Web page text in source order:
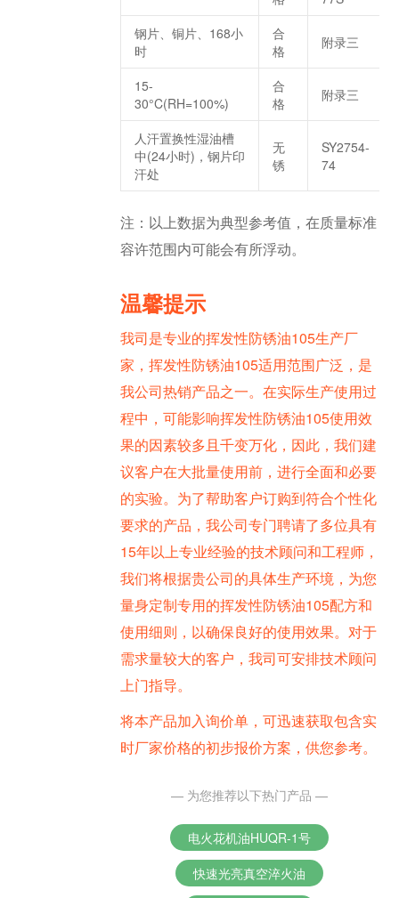
钢片、铜片、168小
时
合
格
附录三
15-
30°C(RH=100%)
合
格
附录三
人汗置换性湿油槽
中(24小时)，钢片印
汗处
无
锈
SY2754-
74
注：以上数据为典型参考值，在质量标准
容许范围内可能会有所浮动。
温馨提示
我司是专业的挥发性防锈油105生产厂
家，挥发性防锈油105适用范围广泛，是
我公司热销产品之一。在实际生产使用过
程中，可能影响挥发性防锈油105使用效
果的因素较多且千变万化，因此，我们建
议客户在大批量使用前，进行全面和必要
的实验。为了帮助客户订购到符合个性化
要求的产品，我公司专门聘请了多位具有
15年以上专业经验的技术顾问和工程师，
我们将根据贵公司的具体生产环境，为您
量身定制专用的挥发性防锈油105配方和
使用细则，以确保良好的使用效果。对于
需求量较大的客户，我司可安排技术顾问
上门指导。
将本产品加入询价单，可迅速获取包含实
时厂家价格的初步报价方案，供您参考。
— 为您推荐以下热门产品 —
电火花机油HUQR-1号
快速光亮真空淬火油